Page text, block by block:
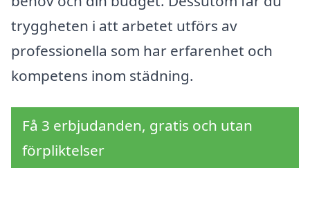
tryggheten i att arbetet utförs av
professionella som har erfarenhet och
kompetens inom städning.
Få 3 erbjudanden, gratis och utan
förpliktelser